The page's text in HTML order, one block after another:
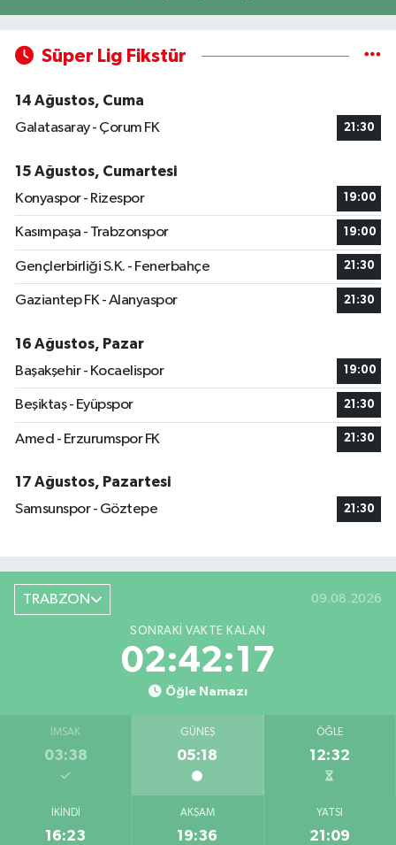
Süper Lig Fikstür
14 Ağustos, Cuma
Galatasaray - Çorum FK
21:30
15 Ağustos, Cumartesi
Konyaspor - Rizespor
19:00
Kasımpaşa - Trabzonspor 19:00
Gençlerbirliği S.K. - Fenerbahçe 21:30
Gaziantep FK - Alanyaspor 21:30
16 Ağustos, Pazar
Başakşehir - Kocaelispor
19:00
Beşiktaş - Eyüpspor 21:30
Amed - Erzurumspor FK 21:30
17 Ağustos, Pazartesi
Samsunspor - Göztepe
21:30
TRABZON 09.08.2026
SONRAKI VAKTE KALAN
02:42:16
Öğle Namazı
İMSAK
03:38
GÜNEŞ
05:18
ÖĞLE
12:32
İKINDI
16:23
AKŞAM
19:36
YATSI
21:09